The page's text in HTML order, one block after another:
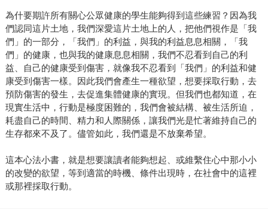
為什要期許所有關心公眾健康的學生能夠得到這些練習？因為我
們認同這片土地，我們深愛這片土地上的人，把他們視作是「我
們」的一部分，「我們」的利益，與我的利益息息相關，「我
們」的健康，也與我的健康息息相關，我們不忍看到自己的利
益、自己的健康受到傷害，就像我不忍看到「我們」的利益和健
康受到傷害一樣。因此我們會產生一種欲望，想要採取行動，去
預防傷害的發生，去促進集體健康的實現。但我們也都知道，在
現實生活中，行動是極度困難的，我們會被結構、被生活所迫，
耗盡自己的時間、精力和人際關係，讓我們光是忙著維持自己的
生存都來不及了。儘管如此，我們還是不放棄希望。
這本心法小書，就是想要讓讀者能夠想起、或維繫住心中那小小
的改變的欲望，等到適當的時機、條件出現時，在社會中的這裡
或那裡採取行動。